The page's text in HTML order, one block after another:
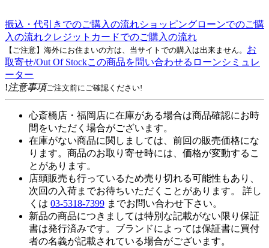
振込・代引きでのご購入の流れショッピングローンでのご購
入の流れクレジットカードでのご購入の流れ
【ご注意】海外にお住まいの方は、当サイトでの購入は出来ません。 お
取寄せ/Out Of Stockこの商品を問い合わせる ローンシミュレ
ーター
!注意事項ご注文前にご確認ください!
心斎橋店・福岡店に在庫がある場合は商品確認にお時
間をいただく場合がございます。
在庫がない商品に関しましては、前回の販売価格にな
ります。商品のお取り寄せ時には、価格が変動するこ
とがあります。
店頭販売も行っているため売り切れる可能性もあり、
次回の入荷までお待ちいただくことがあります。 詳し
くは 03-5318-7399 までお問い合わせ下さい。
新品の商品につきましては特別な記載がない限り保証
書は発行済みです。ブランドによっては保証書に買付
者の名義が記載されている場合がございます。